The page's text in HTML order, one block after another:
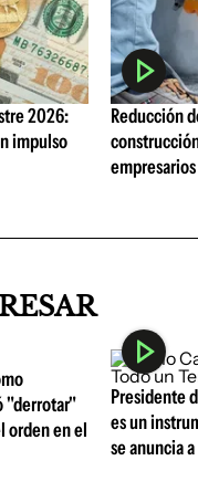
2026:
impulso
Reducción
"derrotar"
orden en el
Presidente
es un
se anuncia